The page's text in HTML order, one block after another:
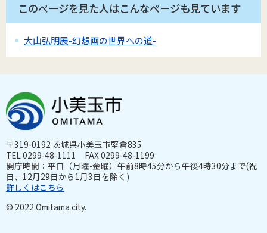
このページを見た人はこんなページも見ています
大山弘明展-幻想画の世界への道-
〒319-0192 茨城県小美玉市堅倉835
TEL 0299-48-1111 FAX 0299-48-1199
開庁時間：平日（月曜-金曜）午前8時45分から午後4時30分まで(祝
日、12月29日から1月3日を除く)
詳しくはこちら
© 2022 Omitama city.